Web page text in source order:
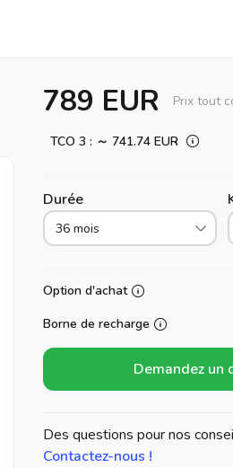
789 EUR Prix tout
TCO 3 : ～ 741.74 EUR
Durée
36 mois
Option d'achat
Borne de recharge
Demandez un
Des questions pour nos
Contactez-nous !